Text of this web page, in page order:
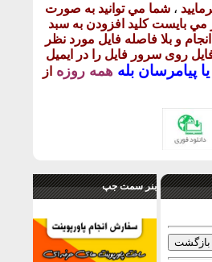
، شما مي توانيد به صورت
مي بايست کليد افزودن به سبد
و بلا فاصله فايل مورد نظر
روی سرور فايل را در ايميل
پيامرسان بله همه روزه از
بنر سمت جپ